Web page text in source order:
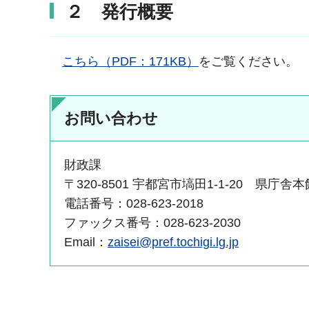
２ 発行概要
こちら（PDF：171KB） をご覧ください。
お問い合わせ
財政課
〒320-8501 宇都宮市塙田1-1-20 県庁舎本
電話番号：028-623-2018
ファックス番号：028-623-2030
Email： zaisei@pref.tochigi.lg.jp